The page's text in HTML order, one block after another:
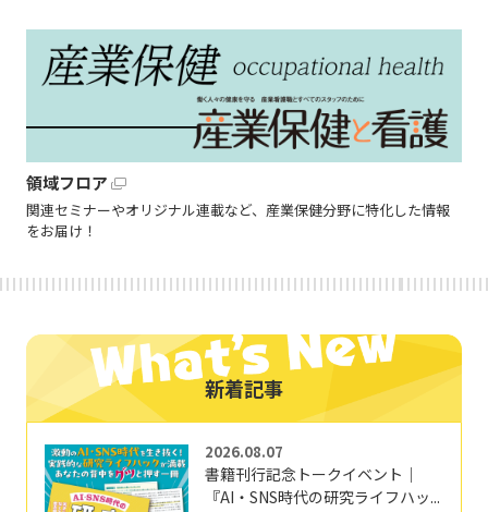
領域フロア
関連セミナーやオリジナル連載など、産業保健分野に特化した情報
をお届け！
新着記事
2026.08.07
書籍刊行記念トークイベント｜
『AI・SNS時代の研究ライフハッ...